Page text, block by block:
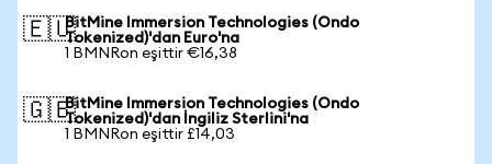
🇪🇺BitMine Immersion Technologies (Ondo
Tokenized)'dan Euro'na
1 BMNRon eşittir €16,38
🇬🇧BitMine Immersion Technologies (Ondo
Tokenized)'dan İngiliz Sterlini'na
1 BMNRon eşittir £14,03